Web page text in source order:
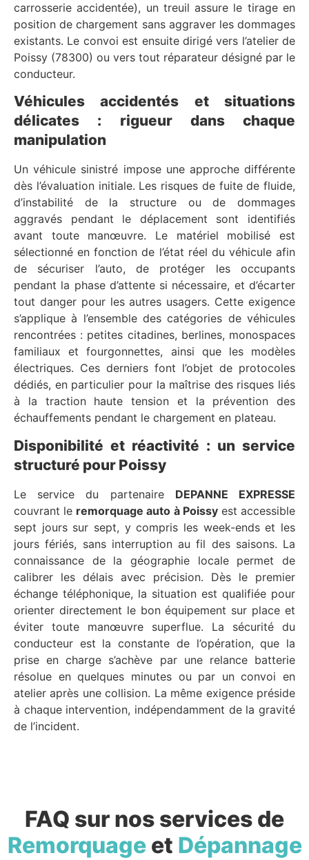
carrosserie accidentée), un treuil assure le tirage en
position de chargement sans aggraver les dommages
existants. Le convoi est ensuite dirigé vers l’atelier de
Poissy (78300) ou vers tout réparateur désigné par le
conducteur.
Véhicules accidentés et situations
délicates : rigueur dans chaque
manipulation
Un véhicule sinistré impose une approche différente
dès l’évaluation initiale. Les risques de fuite de fluide,
d’instabilité de la structure ou de dommages
aggravés pendant le déplacement sont identifiés
avant toute manœuvre. Le matériel mobilisé est
sélectionné en fonction de l’état réel du véhicule afin
de sécuriser l’auto, de protéger les occupants
pendant la phase d’attente si nécessaire, et d’écarter
tout danger pour les autres usagers. Cette exigence
s’applique à l’ensemble des catégories de véhicules
rencontrées : petites citadines, berlines, monospaces
familiaux et fourgonnettes, ainsi que les modèles
électriques. Ces derniers font l’objet de protocoles
dédiés, en particulier pour la maîtrise des risques liés
à la traction haute tension et la prévention des
échauffements pendant le chargement en plateau.
Disponibilité et réactivité : un service
structuré pour Poissy
Le service du partenaire DEPANNE EXPRESSE
couvrant le remorquage auto à Poissyest accessible
sept jours sur sept, y compris les week-ends et les
jours fériés, sans interruption au fil des saisons. La
connaissance de la géographie locale permet de
calibrer les délais avec précision. Dès le premier
échange téléphonique, la situation est qualifiée pour
orienter directement le bon équipement sur place et
éviter toute manœuvre superflue. La sécurité du
conducteur est la constante de l’opération, que la
prise en charge s’achève par une relance batterie
résolue en quelques minutes ou par un convoi en
atelier après une collision. La même exigence préside
à chaque intervention, indépendamment de la gravité
de l’incident.
FAQ sur nos services de
Remorquageet Dépannage